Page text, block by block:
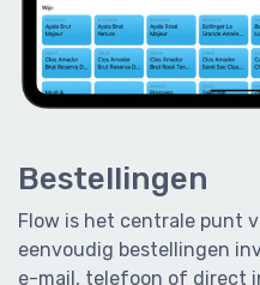
Bestellingen
Flow is het centrale punt
eenvoudig bestellingen
e-mail, telefoon of direct